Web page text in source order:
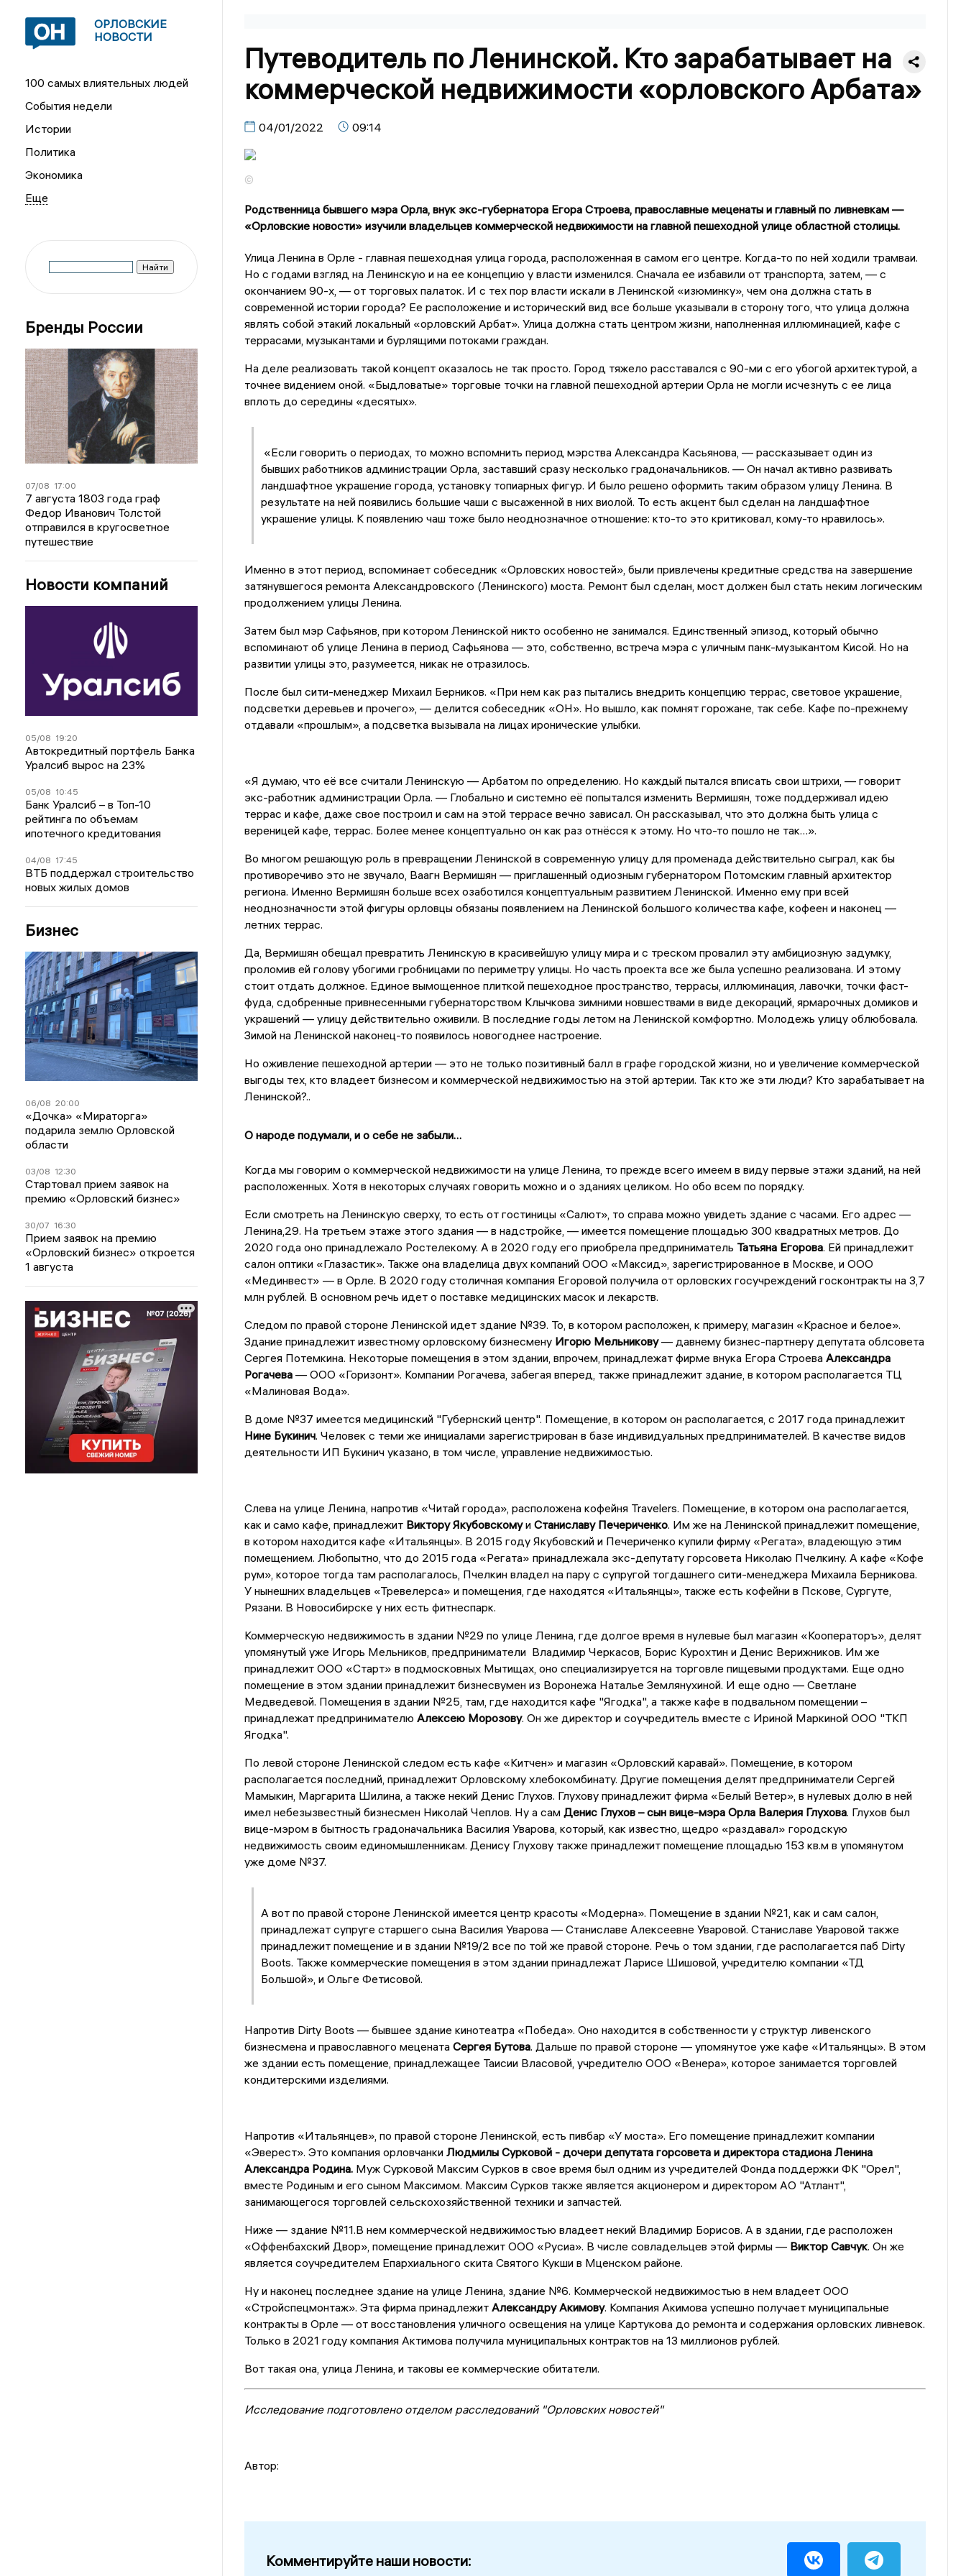
ОРЛОВСКИЕ
НОВОСТИ
100 самых влиятельных людей
События недели
Истории
Политика
Экономика
Бренды России
07/08 17:00
7 августа 1803 года граф
Федор Иванович Толстой
отправился в кругосветное
путешествие
Новости компаний
05/08 19:20
Автокредитный портфель Банка
Уралсиб вырос на 23%
05/08 10:45
Банк Уралсиб – в Топ-10
рейтинга по объемам
ипотечного кредитования
04/08 17:45
ВТБ поддержал строительство
новых жилых домов
Бизнес
06/08 20:00
«Дочка» «Мираторга»
подарила землю Орловской
области
03/08 12:30
Стартовал прием заявок на
премию «Орловский бизнес»
30/07 16:30
Прием заявок на премию
«Орловский бизнес» откроется
1 августа
Путеводитель по Ленинской. Кто зарабатывает на
коммерческой недвижимости «орловского Арбата»
04/01/2022 09:14
©
Родственница бывшего мэра Орла, внук экс-губернатора Егора Строева, православные меценаты и главный по ливневкам —
«Орловские новости» изучили владельцев коммерческой недвижимости на главной пешеходной улице областной столицы.
Улица Ленина в Орле - главная пешеходная улица города, расположенная в самом его центре. Когда-то по ней ходили трамваи.
Но с годами взгляд на Ленинскую и на ее концепцию у власти изменился. Сначала ее избавили от транспорта, затем, — с
окончанием 90-х, — от торговых палаток. И с тех пор власти искали в Ленинской «изюминку», чем она должна стать в
современной истории города? Ее расположение и исторический вид все больше указывали в сторону того, что улица должна
являть собой этакий локальный «орловский Арбат». Улица должна стать центром жизни, наполненная иллюминацией, кафе с
террасами, музыкантами и бурлящими потоками граждан.
На деле реализовать такой концепт оказалось не так просто. Город тяжело расставался с 90-ми с его убогой архитектурой, а
точнее видением оной. «Быдловатые» торговые точки на главной пешеходной артерии Орла не могли исчезнуть с ее лица
вплоть до середины «десятых».
«Если говорить о периодах, то можно вспомнить период мэрства Александра Касьянова, — рассказывает один из
бывших работников администрации Орла, заставший сразу несколько градоначальников. — Он начал активно развивать
ландшафтное украшение города, установку топиарных фигур. И было решено оформить таким образом улицу Ленина. В
результате на ней появились большие чаши с высаженной в них виолой. То есть акцент был сделан на ландшафтное
украшение улицы. К появлению чаш тоже было неоднозначное отношение: кто-то это критиковал, кому-то нравилось».
Именно в этот период, вспоминает собеседник «Орловских новостей», были привлечены кредитные средства на завершение
затянувшегося ремонта Александровского (Ленинского) моста. Ремонт был сделан, мост должен был стать неким логическим
продолжением улицы Ленина.
Затем был мэр Сафьянов, при котором Ленинской никто особенно не занимался. Единственный эпизод, который обычно
вспоминают об улице Ленина в период Сафьянова — это, собственно, встреча мэра с уличным панк-музыкантом Кисой. Но на
развитии улицы это, разумеется, никак не отразилось.
После был сити-менеджер Михаил Берников. «При нем как раз пытались внедрить концепцию террас, световое украшение,
подсветки деревьев и прочего», — делится собеседник «ОН». Но вышло, как помнят горожане, так себе. Кафе по-прежнему
отдавали «прошлым», а подсветка вызывала на лицах иронические улыбки.
«Я думаю, что её все считали Ленинскую — Арбатом по определению. Но каждый пытался вписать свои штрихи, — говорит
экс-работник администрации Орла. — Глобально и системно её попытался изменить Вермишян, тоже поддерживал идею
террас и кафе, даже свое построил и сам на этой террасе вечно зависал. Он рассказывал, что это должна быть улица с
вереницей кафе, террас. Более менее концептуально он как раз отнёсся к этому. Но что-то пошло не так…».
Во многом решающую роль в превращении Ленинской в современную улицу для променада действительно сыграл, как бы
противоречиво это не звучало, Ваагн Вермишян — приглашенный одиозным губернатором Потомским главный архитектор
региона. Именно Вермишян больше всех озаботился концептуальным развитием Ленинской. Именно ему при всей
неоднозначности этой фигуры орловцы обязаны появлением на Ленинской большого количества кафе, кофеен и наконец —
летних террас.
Да, Вермишян обещал превратить Ленинскую в красивейшую улицу мира и с треском провалил эту амбициозную задумку,
проломив ей голову убогими гробницами по периметру улицы. Но часть проекта все же была успешно реализована. И этому
стоит отдать должное. Единое вымощенное плиткой пешеходное пространство, террасы, иллюминация, лавочки, точки фаст-
фуда, сдобренные привнесенными губернаторством Клычкова зимними новшествами в виде декораций, ярмарочных домиков и
украшений — улицу действительно оживили. В последние годы летом на Ленинской комфортно. Молодежь улицу облюбовала.
Зимой на Ленинской наконец-то появилось новогоднее настроение.
Но оживление пешеходной артерии — это не только позитивный балл в графе городской жизни, но и увеличение коммерческой
выгоды тех, кто владеет бизнесом и коммерческой недвижимостью на этой артерии. Так кто же эти люди? Кто зарабатывает на
Ленинской?..
О народе подумали, и о себе не забыли…
Когда мы говорим о коммерческой недвижимости на улице Ленина, то прежде всего имеем в виду первые этажи зданий, на ней
расположенных. Хотя в некоторых случаях говорить можно и о зданиях целиком. Но обо всем по порядку.
Если смотреть на Ленинскую сверху, то есть от гостиницы «Салют», то справа можно увидеть здание с часами. Его адрес —
Ленина,29. На третьем этаже этого здания — в надстройке, — имеется помещение площадью 300 квадратных метров. До
2020 года оно принадлежало Ростелекому. А в 2020 году его приобрела предприниматель Татьяна Егорова. Ей принадлежит
салон оптики «Глазастик». Также она владелица двух компаний ООО «Максид», зарегистрированное в Москве, и ООО
«Мединвест» — в Орле. В 2020 году столичная компания Егоровой получила от орловских госучреждений госконтракты на 3,7
млн рублей. В основном речь идет о поставке медицинских масок и лекарств.
Следом по правой стороне Ленинской идет здание №39. То, в котором расположен, к примеру, магазин «Красное и белое».
Здание принадлежит известному орловскому бизнесмену Игорю Мельникову— давнему бизнес-партнеру депутата облсовета
Сергея Потемкина. Некоторые помещения в этом здании, впрочем, принадлежат фирме внука Егора СтроеваАлександра
Рогачева — ООО «Горизонт». Компании Рогачева, забегая вперед, также принадлежит здание, в котором располагается ТЦ
«Малиновая Вода».
В доме №37 имеется медицинский "Губернский центр". Помещение, в котором он располагается, с 2017 года принадлежит
Нине Букинич. Человек с теми же инициалами зарегистрирован в базе индивидуальных предпринимателей. В качестве видов
деятельности ИП Букинич указано, в том числе, управление недвижимостью.
Слева на улице Ленина, напротив «Читай города», расположена кофейня Travelers. Помещение, в котором она располагается,
как и само кафе, принадлежит Виктору ЯкубовскомуиСтаниславу Печериченко. Им же на Ленинской принадлежит помещение,
в котором находится кафе «Итальянцы». В 2015 году Якубовский и Печериченко купили фирму «Регата», владеющую этим
помещением. Любопытно, что до 2015 года «Регата» принадлежала экс-депутату горсовета Николаю Пчелкину. А кафе «Кофе
рум», которое тогда там располагалось, Пчелкин владел на пару с супругой тогдашнего сити-менеджера Михаила Берникова.
У нынешних владельцев «Тревелерса» и помещения, где находятся «Итальянцы», также есть кофейни в Пскове, Сургуте,
Рязани. В Новосибирске у них есть фитнеспарк.
Коммерческую недвижимость в здании №29 по улице Ленина, где долгое время в нулевые был магазин «Кооператоръ», делят
упомянутый уже Игорь Мельников, предприниматели Владимир Черкасов, Борис Курохтин и Денис Верижников. Им же
принадлежит ООО «Старт» в подмосковных Мытищах, оно специализируется на торговле пищевыми продуктами. Еще одно
помещение в этом здании принадлежит бизнесвумен из Воронежа Наталье Землянухиной. И еще одно — Светлане
Медведевой. Помещения в здании №25, там, где находится кафе "Ягодка", а также кафе в подвальном помещении –
принадлежат предпринимателюАлексею Морозову. Он же директор и соучредитель вместе с Ириной Маркиной ООО "ТКП
Ягодка".
По левой стороне Ленинской следом есть кафе «Китчен» и магазин «Орловский каравай». Помещение, в котором
располагается последний, принадлежит Орловскому хлебокомбинату. Другие помещения делят предприниматели Сергей
Мамыкин, Маргарита Шилина, а также некий Денис Глухов. Глухову принадлежит фирма «Белый Ветер», в нулевых долю в ней
имел небезызвестный бизнесмен Николай Чеплов. Ну а самДенис Глухов – сын вице-мэра Орла Валерия Глухова. Глухов был
вице-мэром в бытность градоначальника Василия Уварова, который, как известно, щедро «раздавал» городскую
недвижимость своим единомышленникам. Денису Глухову также принадлежит помещение площадью 153 кв.м в упомянутом
уже доме №37.
А вот по правой стороне Ленинской имеется центр красоты «Модерна». Помещение в здании №21, как и сам салон,
принадлежат супруге старшего сына Василия Уварова — Станиславе Алексеевне Уваровой. Станиславе Уваровой также
принадлежит помещение и в здании №19/2 все по той же правой стороне. Речь о том здании, где располагается паб Dirty
Boots. Также коммерческие помещения в этом здании принадлежат Ларисе Шишовой, учредителю компании «ТД
Большой», и Ольге Фетисовой.
Напротив Dirty Boots — бывшее здание кинотеатра «Победа». Оно находится в собственности у структур ливенского
бизнесмена и православного меценатаСергея Бутова. Дальше по правой стороне — упомянутое уже кафе «Итальянцы». В этом
же здании есть помещение, принадлежащее Таисии Власовой, учредителю ООО «Венера», которое занимается торговлей
кондитерскими изделиями.
Напротив «Итальянцев», по правой стороне Ленинской, есть пивбар «У моста». Его помещение принадлежит компании
«Эверест». Это компания орловчанкиЛюдмилы Сурковой - дочери депутата горсовета и директора стадиона Ленина
Александра Родина. Муж Сурковой Максим Сурков в свое время был одним из учредителей Фонда поддержки ФК "Орел",
вместе Родиным и его сыном Максимом. Максим Сурков также является акционером и директором АО "Атлант",
занимающегося торговлей сельскохозяйственной техники и запчастей.
Ниже — здание №11.В нем коммерческой недвижимостью владеет некий Владимир Борисов. А в здании, где расположен
«Оффенбахский Двор», помещение принадлежит ООО «Русиа». В числе совладельцев этой фирмы — Виктор Савчук. Он же
является соучредителем Епархиального скита Святого Кукши в Мценском районе.
Ну и наконец последнее здание на улице Ленина, здание №6. Коммерческой недвижимостью в нем владеет ООО
«Стройспецмонтаж». Эта фирма принадлежитАлександру Акимову. Компания Акимова успешно получает муниципальные
контракты в Орле — от восстановления уличного освещения на улице Картукова до ремонта и содержания орловских ливневок.
Только в 2021 году компания Актимова получила муниципальных контрактов на 13 миллионов рублей.
Вот такая она, улица Ленина, и таковы ее коммерческие обитатели.
Исследование подготовлено отделом расследований "Орловских новостей"
Автор:
Комментируйте наши новости: